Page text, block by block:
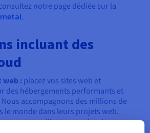
notre page dédiée sur la
.
incluant des
: placez vos sites web et
des hébergements performants et
Nous accompagnons des millions de
le monde dans leurs projets web.
une gamme d’instances cloud